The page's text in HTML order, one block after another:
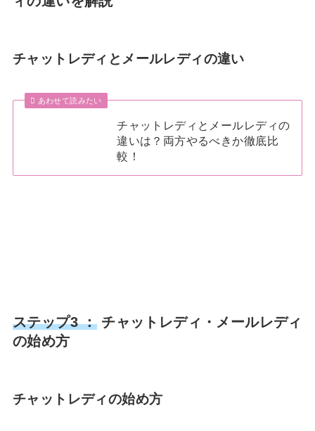
チャットレディとメールレディの違い
あわせて読みたい
チャットレディとメールレディの
違いは？両方やるべきか徹底比
較！
ステップ3 ：チャットレディ・メールレディ
の始め方
チャットレディの始め方